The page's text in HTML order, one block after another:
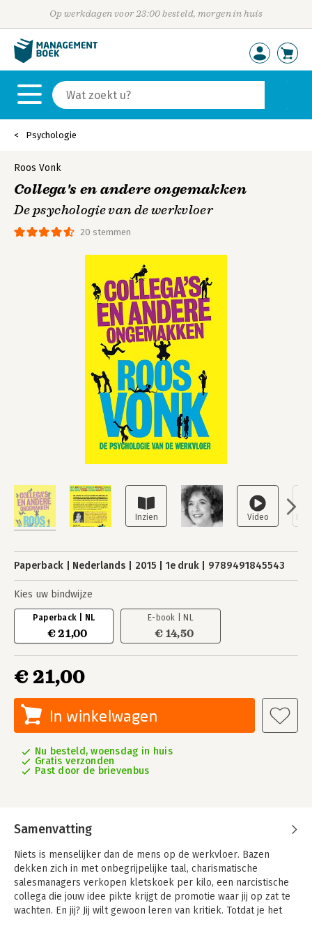
Op werkdagen voor 23:00 besteld, morgen in huis
Psychologie
20 stemmen
Roos Vonk
Collega's en andere ongemakken
De psychologie van de werkvloer
Paperback Nederlands 2015 1e druk 9789491845543
Kies uw bindwijze
Paperback | NL
€ 21,00
E-book | NL
€ 14,50
€ 21,00
In winkelwagen
Nu besteld, woensdag in huis
Gratis verzonden
Past door de brievenbus
Samenvatting
Niets is menselijker dan de mens op de werkvloer. Bazen
dekken zich in met onbegrijpelijke taal, charismatische
salesmanagers verkopen kletskoek per kilo, een narcistische
collega die jouw idee pikte krijgt de promotie waar jij op zat te
wachten. En jij? Jij wilt gewoon leren van kritiek. Totdat je het